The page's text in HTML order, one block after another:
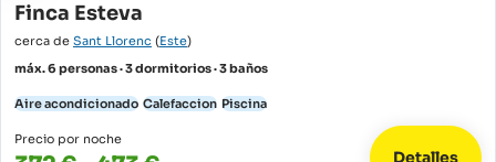
Finca Esteva
cerca de Sant Llorenc (Este)
máx. 6 personas · 3 dormitorios · 3 baños
Aire acondicionado Calefaccion Piscina
Precio por noche
Detalles